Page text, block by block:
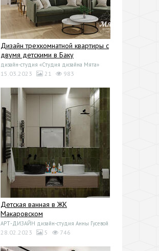
Дизайн трехкомнатной квартиры с
двумя детскими в Баку
дизайн-студия «Студия дизайна Мята»
15.03.2023 21 983
Детская ванная в ЖК
Макаровском
АРТ-ДИЗАЙН дизайн-студия Анны Гусевой
28.02.2023 5 746